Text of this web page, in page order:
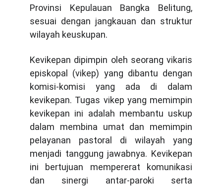
Provinsi Kepulauan Bangka Belitung,
sesuai dengan jangkauan dan struktur
wilayah keuskupan.
Kevikepan dipimpin oleh seorang vikaris
episkopal (vikep) yang dibantu dengan
komisi-komisi yang ada di dalam
kevikepan. Tugas vikep yang memimpin
kevikepan ini adalah membantu uskup
dalam membina umat dan memimpin
pelayanan pastoral di wilayah yang
menjadi tanggung jawabnya. Kevikepan
ini bertujuan mempererat komunikasi
dan sinergi antar-paroki serta